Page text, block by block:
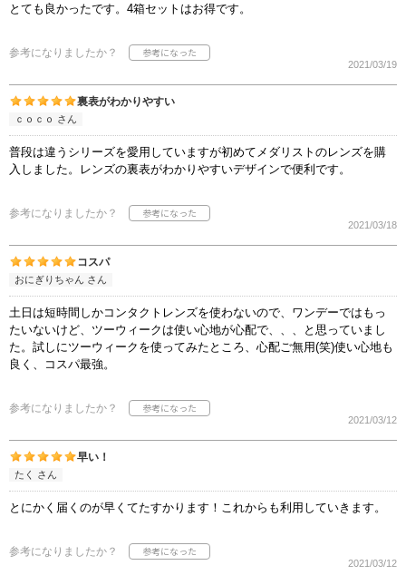
とても良かったです。4箱セットはお得です。
参考になりましたか？
2021/03/19
裏表がわかりやすい
ｃｏｃｏ さん
普段は違うシリーズを愛用していますが初めてメダリストのレンズを購
入しました。レンズの裏表がわかりやすいデザインで便利です。
参考になりましたか？
2021/03/18
コスパ
おにぎりちゃん さん
土日は短時間しかコンタクトレンズを使わないので、ワンデーではもっ
たいないけど、ツーウィークは使い心地が心配で、、、と思っていまし
た。試しにツーウィークを使ってみたところ、心配ご無用(笑)使い心地も
良く、コスパ最強。
参考になりましたか？
2021/03/12
早い！
たく さん
とにかく届くのが早くてたすかります！これからも利用していきます。
参考になりましたか？
2021/03/12